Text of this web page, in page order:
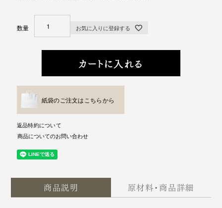
お気に入りに登録する
カートに入れる
紙袋のご注文はこちらから
返品特約について
商品についてのお問い合わせ
商品説明 原材料・商品詳細